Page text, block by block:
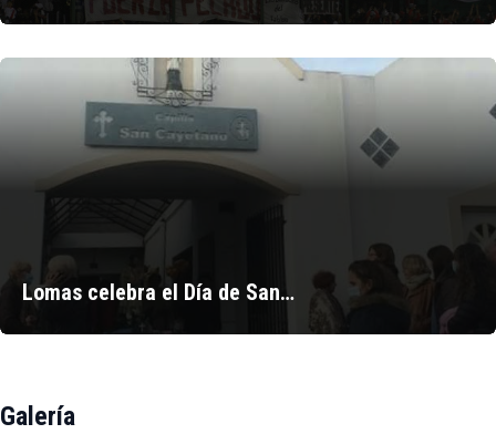
Lomas celebra el Día de San…
Galería